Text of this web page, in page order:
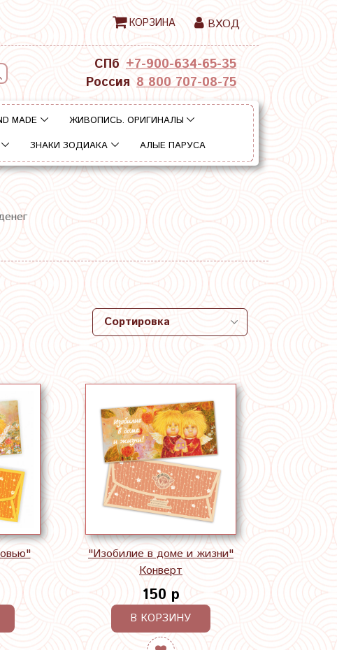
КОРЗИНА ВХОД
СПб +7-900-634-65-35
Россия 8 800 707-08-75
MADE
ЖИВОПИСЬ. ОРИГИНАЛЫ
ЗНАКИ ЗОДИАКА АЛЫЕ ПАРУСА
"Изобилие в доме и жизни"
Конверт
150 р
В КОРЗИНУ